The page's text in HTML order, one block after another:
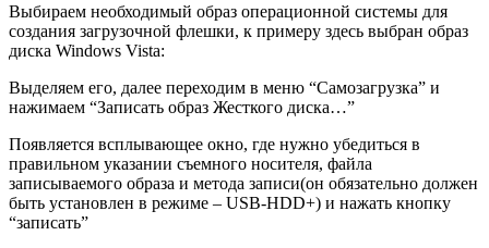
Выбираем необходимый образ операционной системы для
создания загрузочной флешки, к примеру здесь выбран образ
диска Windows Vista:
Выделяем его, далее переходим в меню “Самозагрузка” и
нажимаем “Записать образ Жесткого диска…”
Появляется всплывающее окно, где нужно убедиться в
правильном указании съемного носителя, файла
записываемого образа и метода записи(он обязательно должен
быть установлен в режиме – USB-HDD+) и нажать кнопку
“записать”